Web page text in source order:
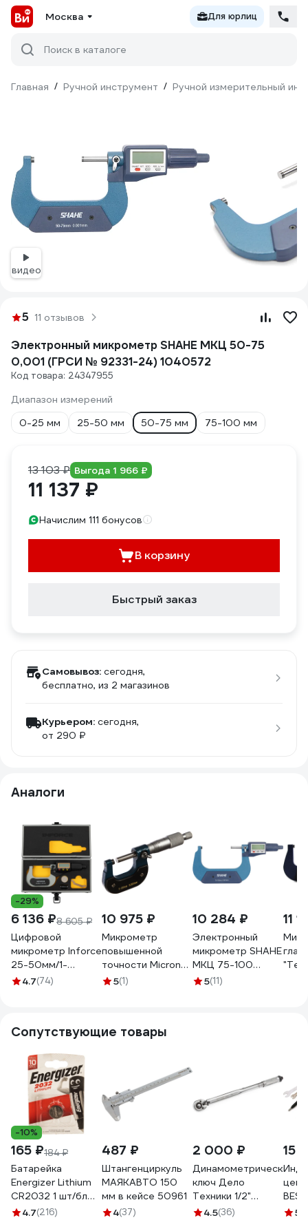
Москва Для юрлиц
Поиск в каталоге
Главная / Ручной инструмент / Ручной измерительный
видео
5 11 отзывов
Электронный микрометр SHAHE МКЦ 50-75
0,001 (ГРСИ № 92331-24) 1040572
Код товара: 24347955
Диапазон измерений
0-25 мм
25-50 мм 50-75 мм 75-100 мм
13 103 ₽ Выгода 1 966 ₽
11 137 ₽
Начислим 111 бонусов
В корзину
Быстрый заказ
Самовывоз: сегодня,
бесплатно, из 2 магазинов
Курьером: сегодня,
от 290 ₽
Аналоги
-29%
6 136 ₽8 605 ₽
Цифровой
микрометр Inforce
25-50мм/1-
2"*0.001мм/0.00005"
4.7(74)
10 975 ₽
Микрометр
повышенной
точности Micron
МК- 25 0.001 МИК
5(1)
10 284 ₽
Электронный
микрометр SHAHE
МКЦ 75-100
0,001 (ГРСИ №
5(11)
11
Сопутствующие товары
-10%
165 ₽184 ₽
Батарейка
Energizer Lithium
CR2032 1 шт/бл
E301021301
4.7(216)
487 ₽
Штангенциркуль
МАЯКАВТО 150
мм в кейсе 50961
4(37)
2 000 ₽
Динамометрический
ключ Дело
Техники 1/2"
щелчковый 42-210
4.5(36)
15
0,01
5